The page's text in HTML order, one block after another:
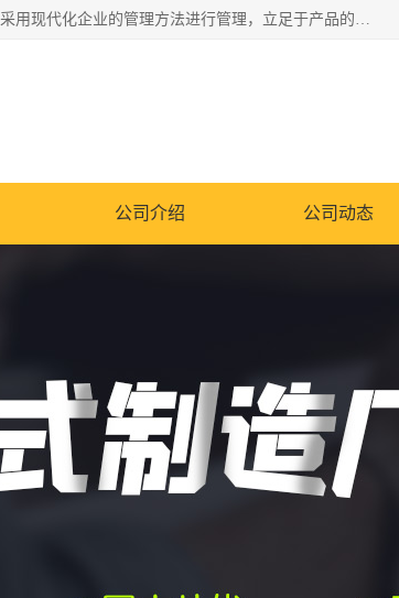
南通科达机床制造有限公司主要生产液压机、冲床、压力机等产品；本公司采用现代化企业的管理方法进行管理，立足于产品的质量管理，以优秀的品质、新颖的设计、合理的价格、完善的服务赢得广大客户的充分信赖和良好的口碑。领导层将运用科学管理方法及长期积累下来的经验和广泛领域吸取来新的技术不断调整产品结构，为市场提供精良的各类机械设备。企业将坚持与国内外各界朋友，真诚合作，共创辉煌。
公司介绍 公司动态